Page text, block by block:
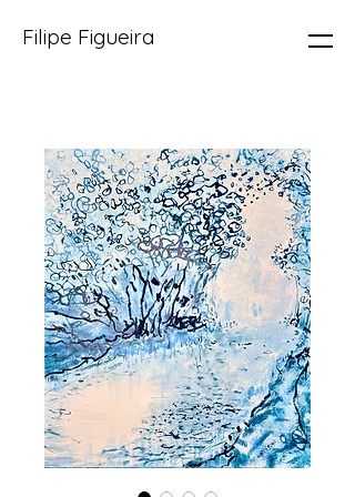
Filipe Figueira